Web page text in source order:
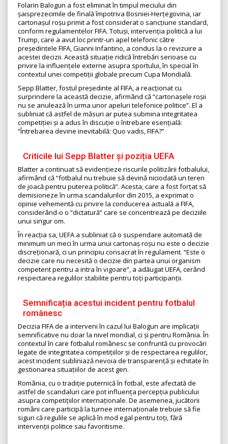
Folarin Balogun a fost eliminat în timpul meciului din
șaisprezecimile de finală împotriva Bosniei-Herțegovina, iar
cartonașul roșu primit a fost considerat o sancțiune standard,
conform regulamentelor FIFA. Totuși, intervenția politică a lui
Trump, care a avut loc printr-un apel telefonic către
președintele FIFA, Gianni Infantino, a condus la o revizuire a
acestei decizii. Această situație ridică întrebări serioase cu
privire la influențele externe asupra sportului, în special în
contextul unei competiții globale precum Cupa Mondială.
Sepp Blatter, fostul președinte al FIFA, a reacționat cu
surprindere la această decizie, afirmând că “cartonașele roșii
nu se anulează în urma unor apeluri telefonice politice”. El a
subliniat că astfel de măsuri ar putea submina integritatea
competiției și a adus în discuție o întrebare esențială:
“Întrebarea devine inevitabilă: Quo vadis, FIFA?”
Criticile lui Sepp Blatter și poziția UEFA
Blatter a continuat să evidențieze riscurile politizării fotbalului,
afirmând că “fotbalul nu trebuie să devină niciodată un teren
de joacă pentru puterea politică”. Acesta, care a fost forțat să
demisioneze în urma scandalurilor din 2015, a exprimat o
opinie vehementă cu privire la conducerea actuală a FIFA,
considerând-o o “dictatură” care se concentrează pe deciziile
unui singur om.
În reacția sa, UEFA a subliniat că o suspendare automată de
minimum un meci în urma unui cartonaș roșu nu este o decizie
discreționară, ci un principiu consacrat în regulament. “Este o
decizie care nu necesită o decizie din partea unui organism
competent pentru a intra în vigoare”, a adăugat UEFA, cerând
respectarea regulilor stabilite pentru toți participanții.
Semnificația acestui incident pentru fotbalul
românesc
Decizia FIFA de a interveni în cazul lui Balogun are implicații
semnificative nu doar la nivel mondial, ci și pentru România. În
contextul în care fotbalul românesc se confruntă cu provocări
legate de integritatea competițiilor și de respectarea regulilor,
acest incident subliniază nevoia de transparență și echitate în
gestionarea situațiilor de acest gen.
România, cu o tradiție puternică în fotbal, este afectată de
astfel de scandaluri care pot influența percepția publicului
asupra competițiilor internaționale. De asemenea, jucătorii
români care participă la turnee internaționale trebuie să fie
siguri că regulile se aplică în mod egal pentru toți, fără
intervenții politice sau favoritisme.